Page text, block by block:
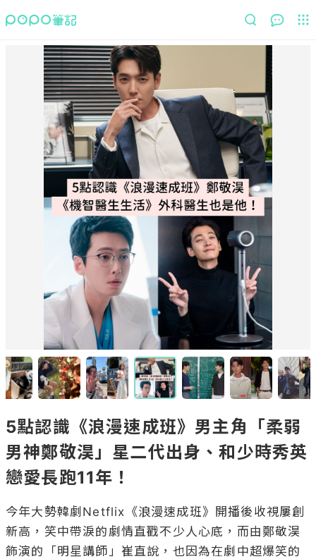
5點認識《浪漫速成班》男主角「柔弱
男神鄭敬淏」星二代出身、和少時秀英
戀愛長跑11年！
今年大勢韓劇Netflix《浪漫速成班》開播後收視屢創
新高，笑中帶淚的劇情直戳不少人心底，而由鄭敬淏
飾演的「明星講師」崔直說，也因為在劇中超爆笑的